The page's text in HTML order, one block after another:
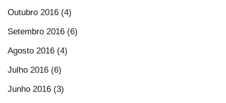
Outubro 2016 (4)
Setembro 2016 (6)
Agosto 2016 (4)
Julho 2016 (6)
Junho 2016 (3)